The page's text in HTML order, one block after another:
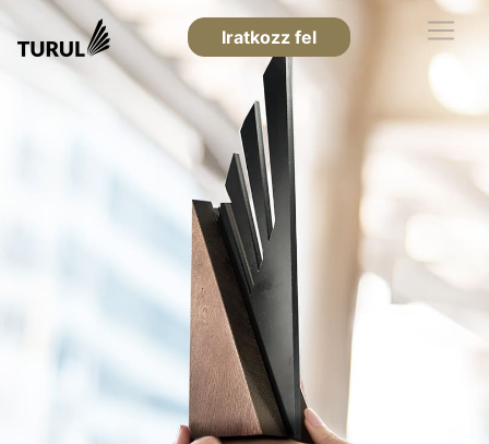
Iratkozz fel